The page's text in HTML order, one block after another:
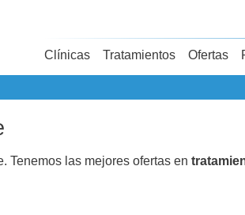
Clínicas Tratamientos Ofertas
Tenemos las mejores ofertas en